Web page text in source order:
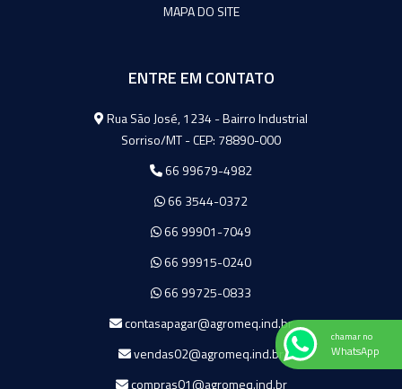
MAPA DO SITE
ENTRE EM CONTATO
Agromeq
Rua São José, 1234 - Bairro Industrial
Sorriso/MT - CEP: 78890-000
66 99679-4982
66 3544-0372
66 99901-7049
66 99915-0240
66 99725-0833
contasapagar@agromeq.ind.br
vendas02@agromeq.ind.br
compras01@agromeq.ind.br
chamar no
WhatsApp